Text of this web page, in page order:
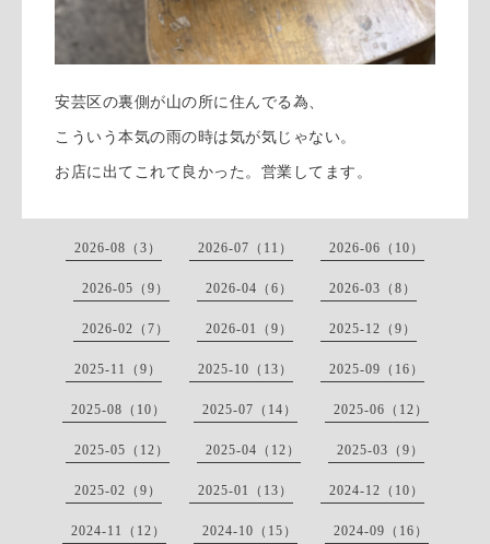
安芸区の裏側が山の所に住んでる為、
こういう本気の雨の時は気が気じゃない。
お店に出てこれて良かった。営業してます。
2026-08（3） 2026-07（11） 2026-06（10）
2026-05（9） 2026-04（6） 2026-03（8）
2026-02（7） 2026-01（9） 2025-12（9）
2025-11（9） 2025-10（13） 2025-09（16）
2025-08（10） 2025-07（14） 2025-06（12）
2025-05（12） 2025-04（12） 2025-03（9）
2025-02（9） 2025-01（13） 2024-12（10）
2024-11（12） 2024-10（15） 2024-09（16）